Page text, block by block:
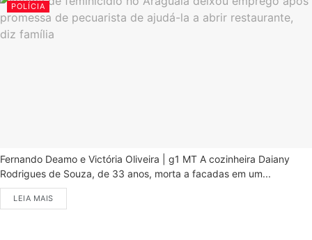
POLÍCIA
Fernando Deamo e Victória Oliveira | g1 MT A cozinheira Daiany
Rodrigues de Souza, de 33 anos, morta a facadas em um...
LEIA MAIS